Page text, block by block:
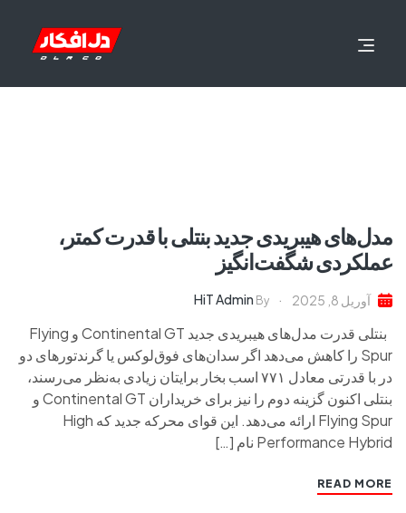
مدل‌های هیبریدی جدید بنتلی با قدرت کمتر،
عملکردی شگفت‌انگیز
آوریل 8, 2025 By
HiT Admin
بنتلی قدرت مدل‌های هیبریدی جدید Continental GT و Flying
Spur را کاهش می‌دهد اگر سدان‌های فوق‌لوکس یا گرندتورهای دو
در با قدرتی معادل ۷۷۱ اسب بخار برایتان زیادی به‌نظر می‌رسند،
بنتلی اکنون گزینه دوم را نیز برای خریداران Continental GT و
Flying Spur ارائه می‌دهد. این قوای محرکه جدید که High
Performance Hybrid نام […]
READ MORE